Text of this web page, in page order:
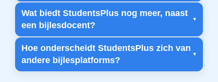
Wat biedt StudentsPlus nog meer, naast
een bijlesdocent?
Hoe onderscheidt StudentsPlus zich van
andere bijlesplatforms?